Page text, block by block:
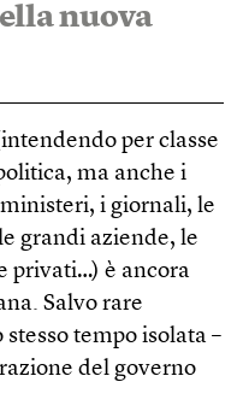
nuova
per classe
ma anche i
i giornali, le
grandi aziende, le
privati…) è ancora
Salvo rare
tempo isolata –
del governo